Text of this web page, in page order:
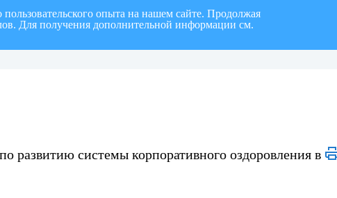
развитию системы корпоративного оздоровления в
опыта на нашем сайте. Продолжая
Для получения дополнительной информации см.